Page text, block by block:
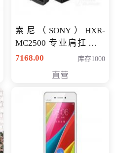
索尼（SONY）HXR-
MC2500 专业肩扛式存
储卡全高清摄录一体机
清入门级摄像机
7168.00 库存1000
直营